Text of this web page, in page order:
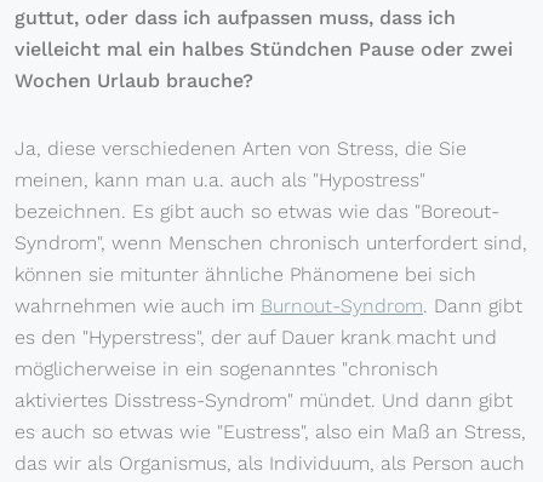
guttut, oder dass ich aufpassen muss, dass ich
vielleicht mal ein halbes Stündchen Pause oder zwei
Wochen Urlaub brauche?
Ja, diese verschiedenen Arten von Stress, die Sie
meinen, kann man u.a. auch als "Hypostress"
bezeichnen. Es gibt auch so etwas wie das "Boreout-
Syndrom", wenn Menschen chronisch unterfordert sind,
können sie mitunter ähnliche Phänomene bei sich
wahrnehmen wie auch im Burnout-Syndrom. Dann gibt
es den "Hyperstress", der auf Dauer krank macht und
möglicherweise in ein sogenanntes "chronisch
aktiviertes Disstress-Syndrom" mündet. Und dann gibt
es auch so etwas wie "Eustress", also ein Maß an Stress,
das wir als Organismus, als Individuum, als Person auch